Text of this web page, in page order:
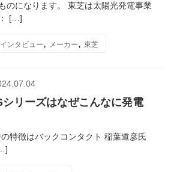
のになります。 東芝は太陽光発電事業
[…]
インタビュー, メーカー, 東芝
リーズはなぜこんなに発電
特徴はバックコンタクト 稲葉道彦氏